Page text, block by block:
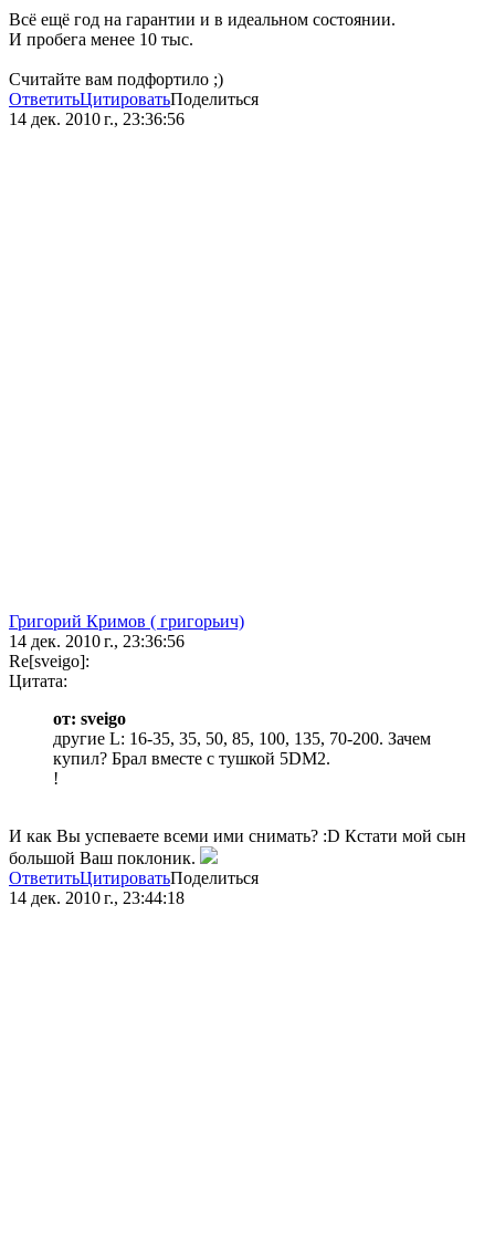
Всё ещё год на гарантии и в идеальном состоянии.
И пробега менее 10 тыс.
Считайте вам подфортило ;)
ОтветитьЦитироватьПоделиться
14 дек. 2010 г., 23:36:56
Григорий Кримов ( григорьич)
14 дек. 2010 г., 23:36:56
Re[sveigo]:
Цитата:
от: sveigo
другие L: 16-35, 35, 50, 85, 100, 135, 70-200. Зачем
купил? Брал вместе с тушкой 5DM2.
!
И как Вы успеваете всеми ими снимать? :D Кстати мой сын
большой Ваш поклоник.
ОтветитьЦитироватьПоделиться
14 дек. 2010 г., 23:44:18